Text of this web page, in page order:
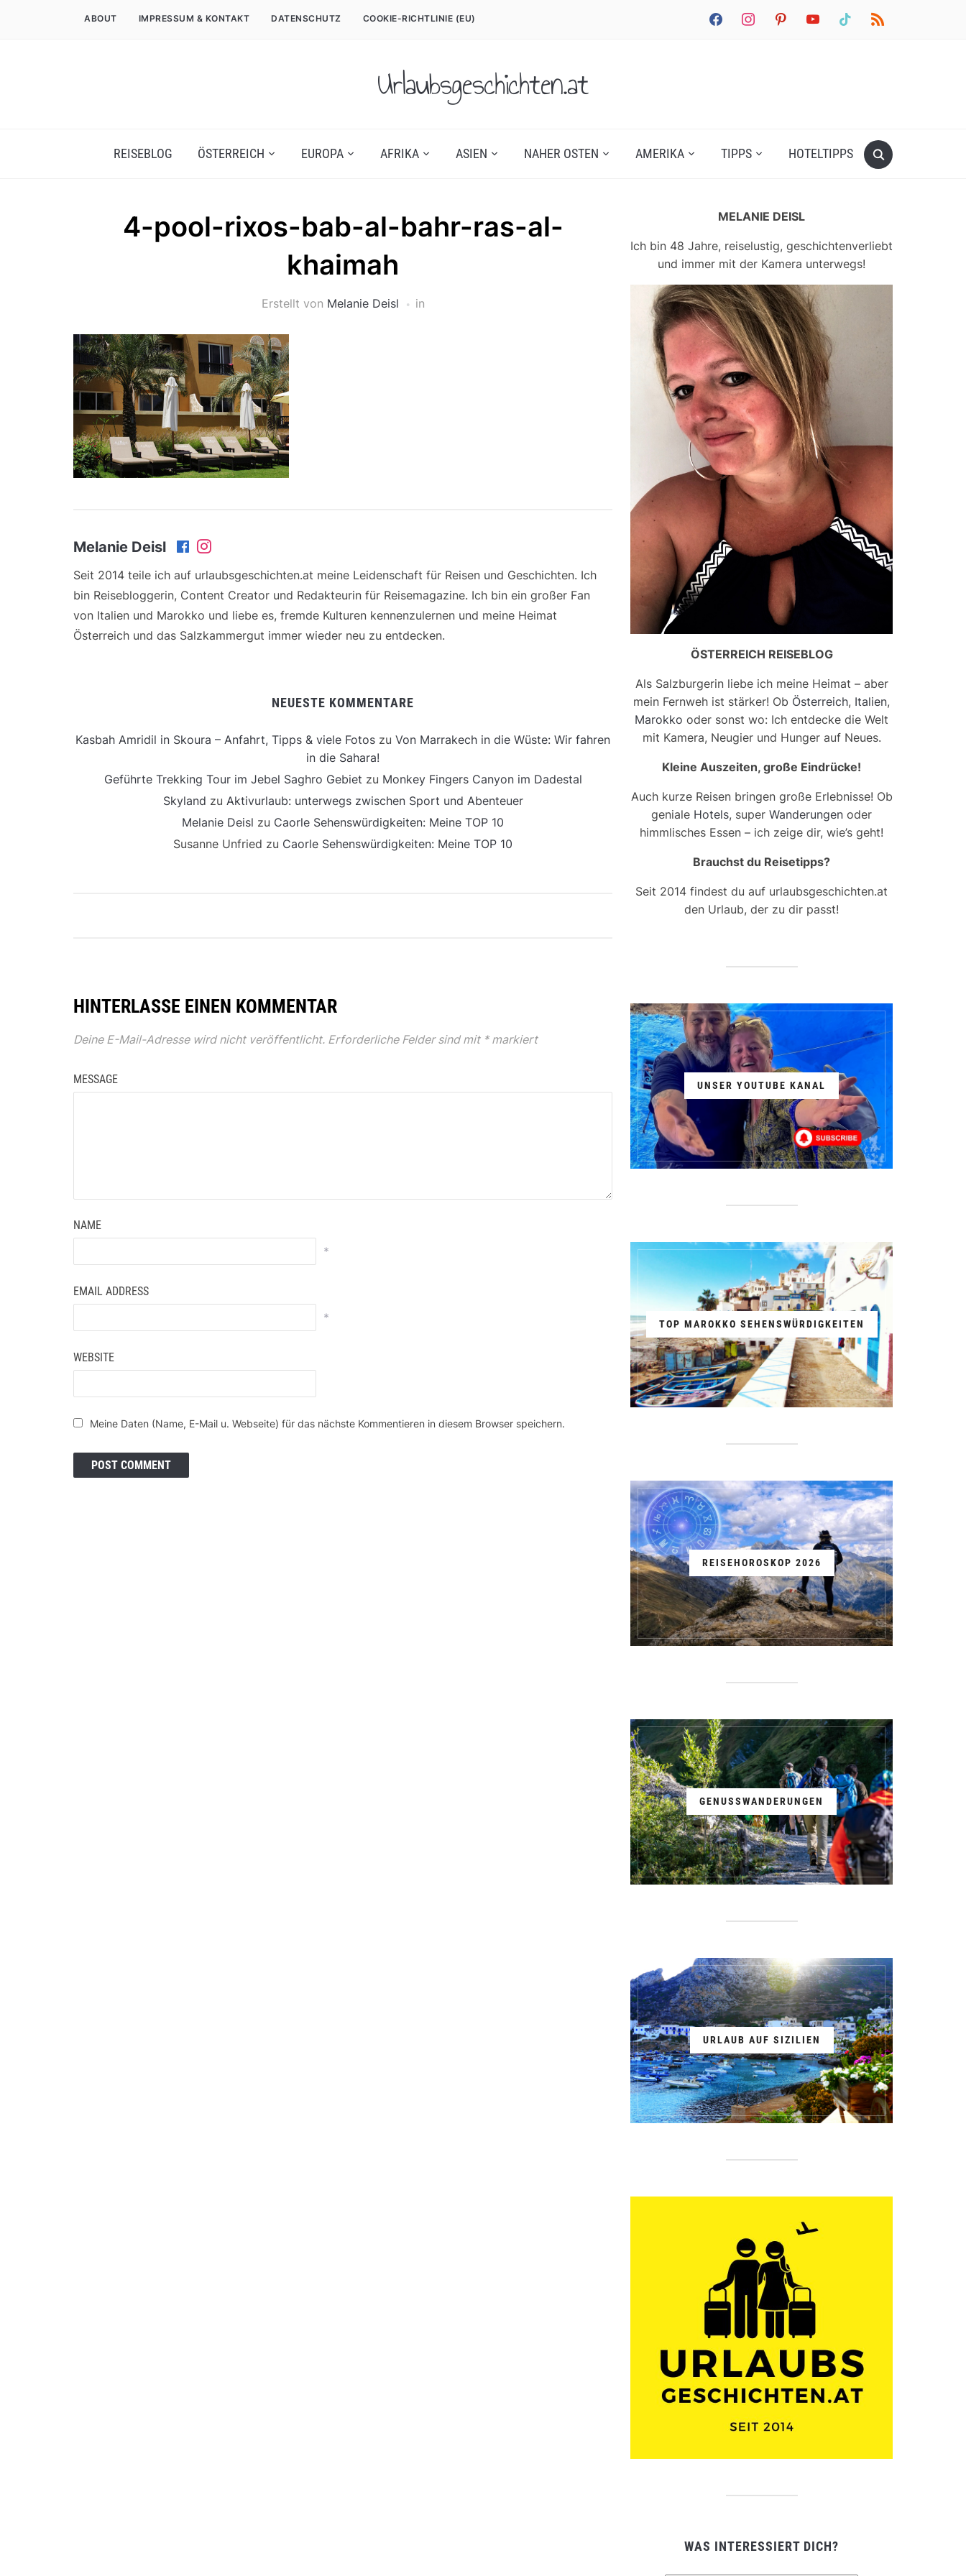
facebookinstagrampinterestyoutube tiktok rss
ABOUT IMPRESSUM & KONTAKT DATENSCHUTZ COOKIE-RICHTLINIE (EU)
Urlaubsgeschichten.at
REISEBLOG ÖSTERREICH EUROPA AFRIKA ASIEN NAHER OSTEN AMERIKA TIPPS HOTELTIPPS
4-pool-rixos-bab-al-bahr-ras-al-
khaimah
Erstellt von Melanie Deisl in
Melanie Deisl
Seit 2014 teile ich auf urlaubsgeschichten.at meine Leidenschaft für Reisen und Geschichten. Ich
bin Reisebloggerin, Content Creator und Redakteurin für Reisemagazine. Ich bin ein großer Fan
von Italien und Marokko und liebe es, fremde Kulturen kennenzulernen und meine Heimat
Österreich und das Salzkammergut immer wieder neu zu entdecken.
NEUESTE KOMMENTARE
Kasbah Amridil in Skoura – Anfahrt, Tipps & viele Fotos zu Von Marrakech in die Wüste: Wir fahren
in die Sahara!
Geführte Trekking Tour im Jebel Saghro Gebiet zu Monkey Fingers Canyon im Dadestal
Skyland zu Aktivurlaub: unterwegs zwischen Sport und Abenteuer
Melanie Deisl zu Caorle Sehenswürdigkeiten: Meine TOP 10
Susanne Unfried zu Caorle Sehenswürdigkeiten: Meine TOP 10
HINTERLASSE EINEN KOMMENTAR
Deine E-Mail-Adresse wird nicht veröffentlicht. Erforderliche Felder sind mit *markiert
MESSAGE
NAME
*
EMAIL ADDRESS
*
WEBSITE
Meine Daten (Name, E-Mail u. Webseite) für das nächste Kommentieren in diesem Browser speichern.
MELANIE DEISL
Ich bin 48 Jahre, reiselustig, geschichtenverliebt
und immer mit der Kamera unterwegs!
ÖSTERREICH REISEBLOG
Als Salzburgerin liebe ich meine Heimat – aber
mein Fernweh ist stärker! Ob Österreich, Italien,
Marokko oder sonst wo: Ich entdecke die Welt
mit Kamera, Neugier und Hunger auf Neues.
Kleine Auszeiten, große Eindrücke!
Auch kurze Reisen bringen große Erlebnisse! Ob
geniale Hotels, super Wanderungen oder
himmlisches Essen – ich zeige dir, wie’s geht!
Brauchst du Reisetipps?
Seit 2014 findest du auf urlaubsgeschichten.at
den Urlaub, der zu dir passt!
UNSER YOUTUBE KANAL
TOP MAROKKO SEHENSWÜRDIGKEITEN
REISEHOROSKOP 2026
GENUSSWANDERUNGEN
URLAUB AUF SIZILIEN
WAS INTERESSIERT DICH?